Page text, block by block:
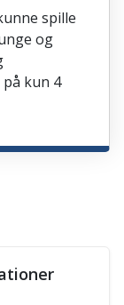
spille
og
kun 4